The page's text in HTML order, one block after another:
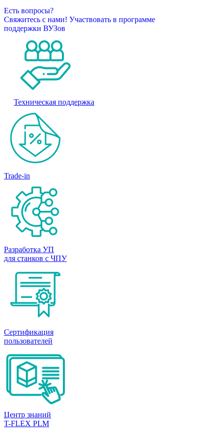
Есть вопросы?
Свяжитесь с нами! Участвовать в программе
поддержки ВУЗов
Техническая поддержка
Trade-in
Разработка УП
для станков с ЧПУ
Сертификация
пользователей
Центр знаний
T-FLEX PLM